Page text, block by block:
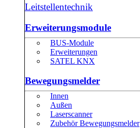
Leitstellentechnik
Erweiterungsmodule
BUS-Module
Erweiterungen
SATEL KNX
Bewegungsmelder
Innen
Außen
Laserscanner
Zubehör Bewegungsmelder